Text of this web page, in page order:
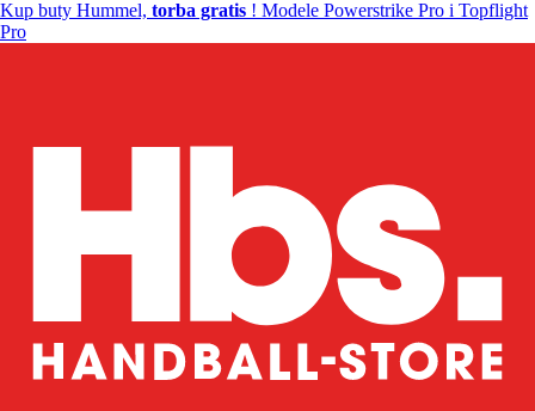
Kup buty Hummel, torba gratis ! Modele Powerstrike Pro i Topflight
Pro